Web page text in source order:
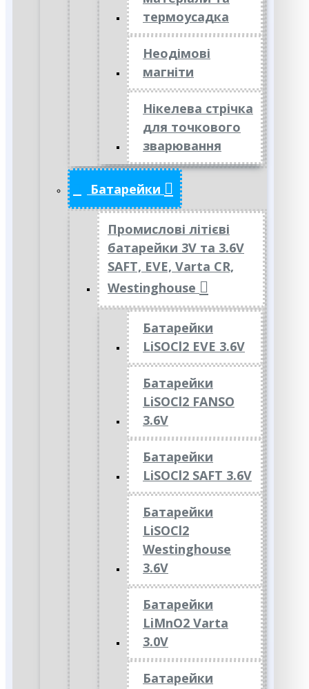
термоусадка
Неодімові
магніти
Нікелева стрічка
для точкового
зварювання
Батарейки
Промислові літієві
батарейки 3V та 3.6V
SAFT, EVE, Varta CR,
Westinghouse
Батарейки
LiSOCl2 EVE 3.6V
Батарейки
LiSOCl2 FANSO
3.6V
Батарейки
LiSOCl2 SAFT 3.6V
Батарейки
LiSOCl2
Westinghouse
3.6V
Батарейки
LiMnO2 Varta
3.0V
Батарейки